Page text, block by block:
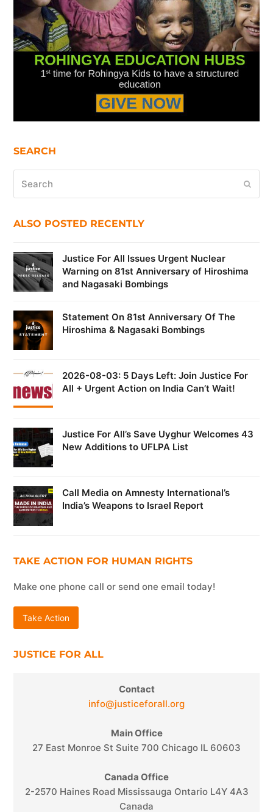
SEARCH
ALSO POSTED RECENTLY
Justice For All Issues Urgent Nuclear
Warning on 81st Anniversary of Hiroshima
and Nagasaki Bombings
Statement On 81st Anniversary Of The
Hiroshima & Nagasaki Bombings
2026-08-03: 5 Days Left: Join Justice For
All + Urgent Action on India Can’t Wait!
Justice For All’s Save Uyghur Welcomes 43
New Additions to UFLPA List
Call Media on Amnesty International’s
India’s Weapons to Israel Report
TAKE ACTION FOR HUMAN RIGHTS
Make one phone call or send one email today!
Take Action
JUSTICE FOR ALL
Contact
info@justiceforall.org
Main Office
27 East Monroe St Suite 700 Chicago IL 60603
Canada Office
2-2570 Haines Road Mississauga Ontario L4Y 4A3
Canada